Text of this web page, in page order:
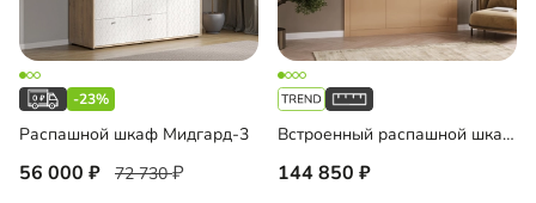
-23%
Распашной шкаф Мидгард-3
56 000 72 730
Встроенный распашной шкаф Тино-3-4
144 850